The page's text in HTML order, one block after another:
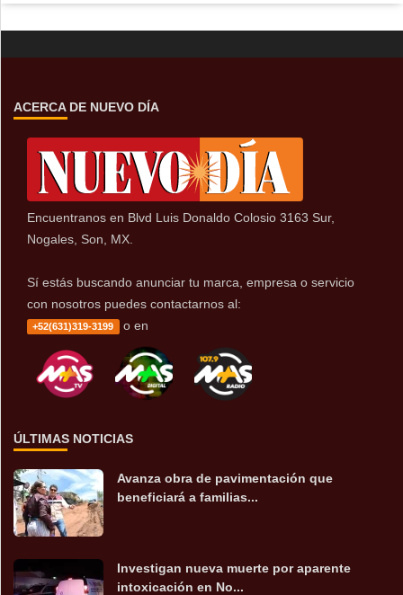
ACERCA DE NUEVO DÍA
Encuentranos en Blvd Luis Donaldo Colosio 3163 Sur,
Nogales, Son, MX.
Sí estás buscando anunciar tu marca, empresa o servicio
con nosotros puedes contactarnos al:
+52(631)319-3199 o en
ÚLTIMAS NOTICIAS
Avanza obra de pavimentación que
beneficiará a familias...
Investigan nueva muerte por aparente
intoxicación en No...